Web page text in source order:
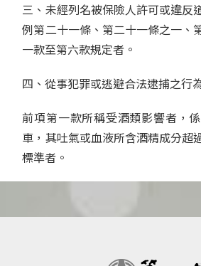
三、未經列名被保險人許可或違反
例第二十一條、第二十一條之一、
一款至第六款規定者。
四、從事犯罪或逃避合法逮捕之行
前項第一款所稱受酒類影響者，
車，其吐氣或血液所含酒精成分超
標準者。